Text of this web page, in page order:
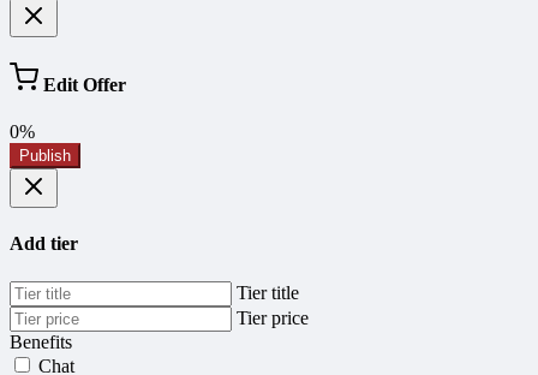
Edit Offer
0%
Publish
Add tier
Tier title
Tier price
Benefits
Chat